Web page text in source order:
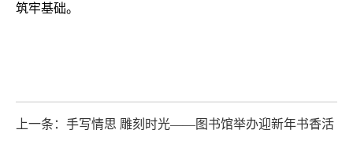
筑牢基础。
上一条：手写情思 雕刻时光——图书馆举办迎新年书香活